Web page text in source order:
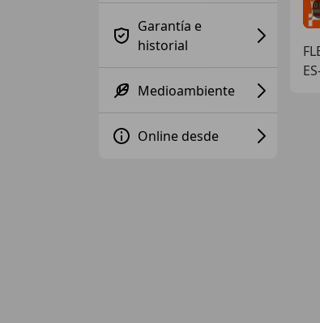
Garantía e
historial
Medioambiente
Online desde